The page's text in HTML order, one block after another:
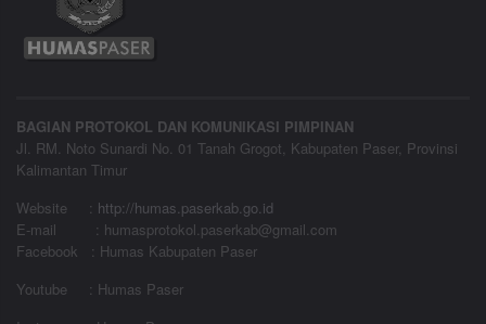
BAGIAN PROTOKOL DAN KOMUNIKASI PIMPINAN
Jl. RM. Noto Sunardi No. 01 Tanah Grogot, Kabupaten Paser, Provinsi
Kalimantan Timur
Website
: http://humas.paserkab.go.id
E-mail : humasprotokol.paserkab@gmail.com
Facebook : Humas Kabupaten Paser
Youtube : Humas Paser